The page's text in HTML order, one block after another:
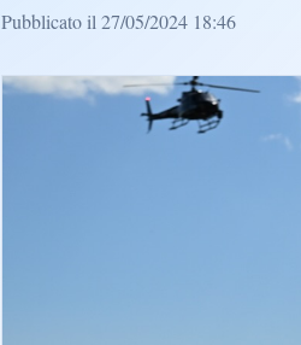
Pubblicato il 27/05/2024 18:46